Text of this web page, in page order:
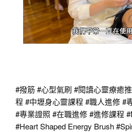
#撥筋#心型氣刷 #閱讀心靈療癒
程 #中壢身心靈課程 #職人進修#
#專業證照 #在職進修#進修課程
#HeartShaped Energy Brush